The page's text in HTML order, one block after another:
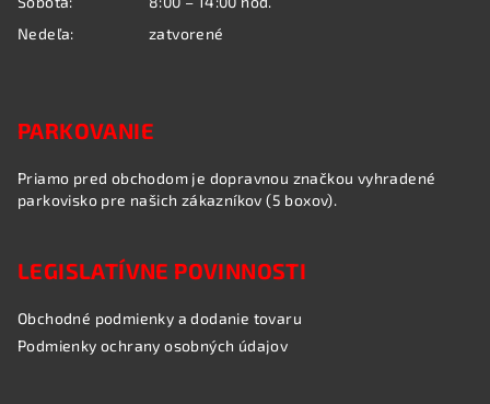
Nedeľa:
zatvorené
PARKOVANIE
Priamo pred obchodom je dopravnou značkou vyhradené
parkovisko pre našich zákazníkov (5 boxov).
LEGISLATÍVNE POVINNOSTI
Obchodné podmienky a dodanie tovaru
Podmienky ochrany osobných údajov